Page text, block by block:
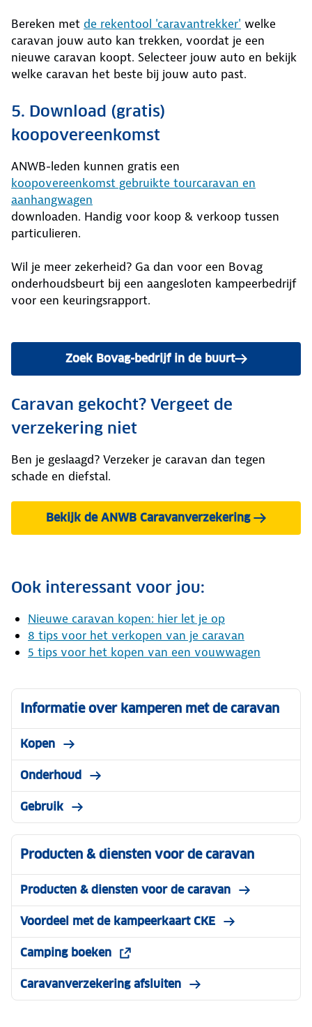
Bereken met de rekentool 'caravantrekker' welke
caravan jouw auto kan trekken, voordat je een
nieuwe caravan koopt. Selecteer jouw auto en bekijk
welke caravan het beste bij jouw auto past.
5. Download (gratis)
koopovereenkomst
ANWB-leden kunnen gratis een
koopovereenkomst gebruikte tourcaravan en
aanhangwagen
downloaden. Handig voor koop & verkoop tussen
particulieren.
Wil je meer zekerheid? Ga dan voor een Bovag
onderhoudsbeurt bij een aangesloten kampeerbedrijf
voor een keuringsrapport.
Zoek Bovag-bedrijf in de buurt
Caravan gekocht? Vergeet de
verzekering niet
Ben je geslaagd? Verzeker je caravan dan tegen
schade en diefstal.
Bekijk de ANWB Caravanverzekering
Ook interessant voor jou:
Nieuwe caravan kopen: hier let je op
8 tips voor het verkopen van je caravan
5 tips voor het kopen van een vouwwagen
Informatie over kamperen met de caravan
Kopen
Onderhoud
Gebruik
Producten & diensten voor de caravan
Producten & diensten voor de caravan
Voordeel met de kampeerkaart CKE
Camping boeken
Caravanverzekering afsluiten